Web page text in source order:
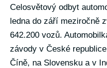
Celosvětový odbyt
ledna do září meziročně
642.200 vozů.
závody v České
Číně, na Slovensku a v